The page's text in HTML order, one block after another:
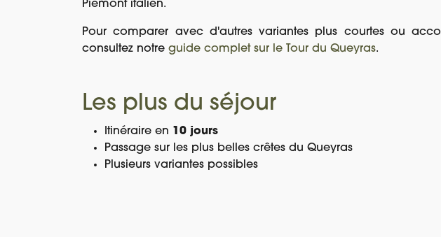
Piémont italien.
Pour comparer avec d'autres variantes plus courtes ou
consultez notre guide complet sur le Tour du Queyras.
Les plus du séjour
Itinéraire en 10 jours
Passage sur les plus belles crêtes du Queyras
Plusieurs variantes possibles